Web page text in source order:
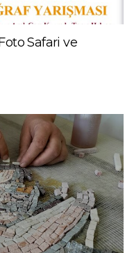
Safari ve